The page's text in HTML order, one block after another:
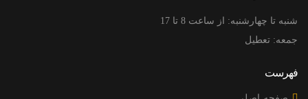
شنبه تا چهارشنبه: از ساعت 8 تا 17
جمعه: تعطیل
فهرست